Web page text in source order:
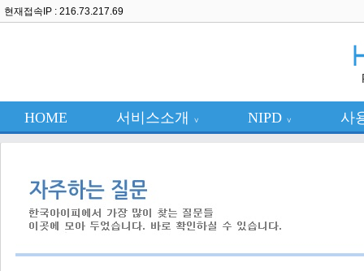
현재접속IP : 216.73.217.69
HOME 서비스소개 ∨ NIPD ∨ 사